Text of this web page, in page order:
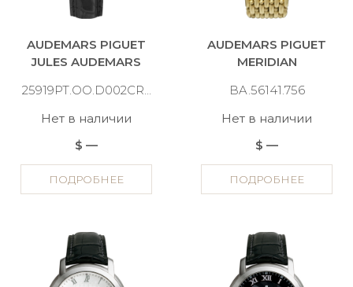
AUDEMARS PIGUET
JULES AUDEMARS
25919PT.OO.D002CR.01
Нет в наличии
$ —
ПОДРОБНЕЕ
AUDEMARS PIGUET
MERIDIAN
BA.56141.756
Нет в наличии
$ —
ПОДРОБНЕЕ